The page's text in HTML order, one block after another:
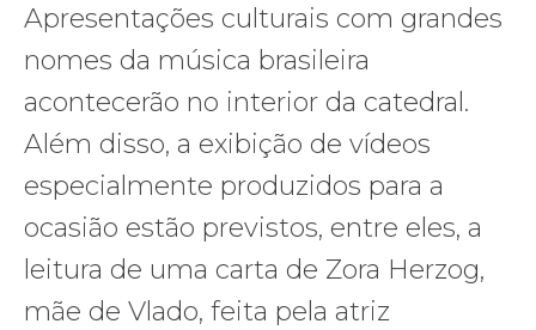
Apresentações culturais com grandes
nomes da música brasileira
acontecerão no interior da catedral.
Além disso, a exibição de vídeos
especialmente produzidos para a
ocasião estão previstos, entre eles, a
leitura de uma carta de Zora Herzog,
mãe de Vlado, feita pela atriz